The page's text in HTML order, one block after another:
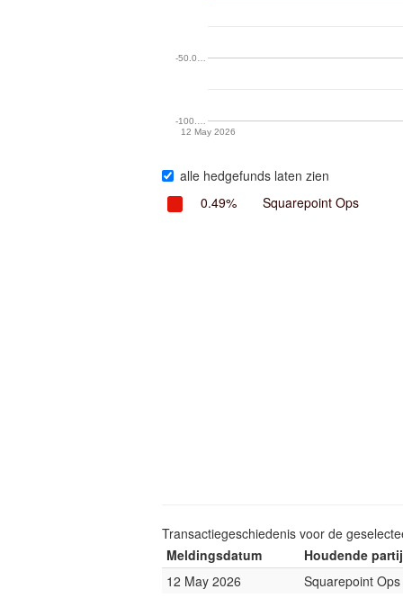
12 May 2026
-100.…
-50.0…
alle hedgefunds laten zien
0.49%
Squarepoint Ops
Transactiegeschiedenis voor de
Meldingsdatum
Houdende partij
12 May 2026
Squarepoint Ops